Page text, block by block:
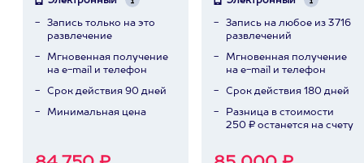
Запись только на это
развлечение
Мгновенная получение
на e-mail и телефон
Срок действия 90 дней
Минимальная цена
Запись на любое из 3716
развлечений
Мгновенная получение
на e-mail и телефон
Срок действия 180 дней
Разница в стоимости
250 ₽ останется на счету